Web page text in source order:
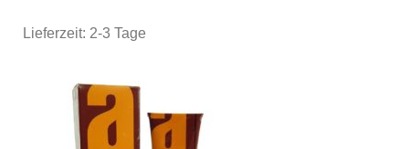
Lieferzeit: 2-3 Tage